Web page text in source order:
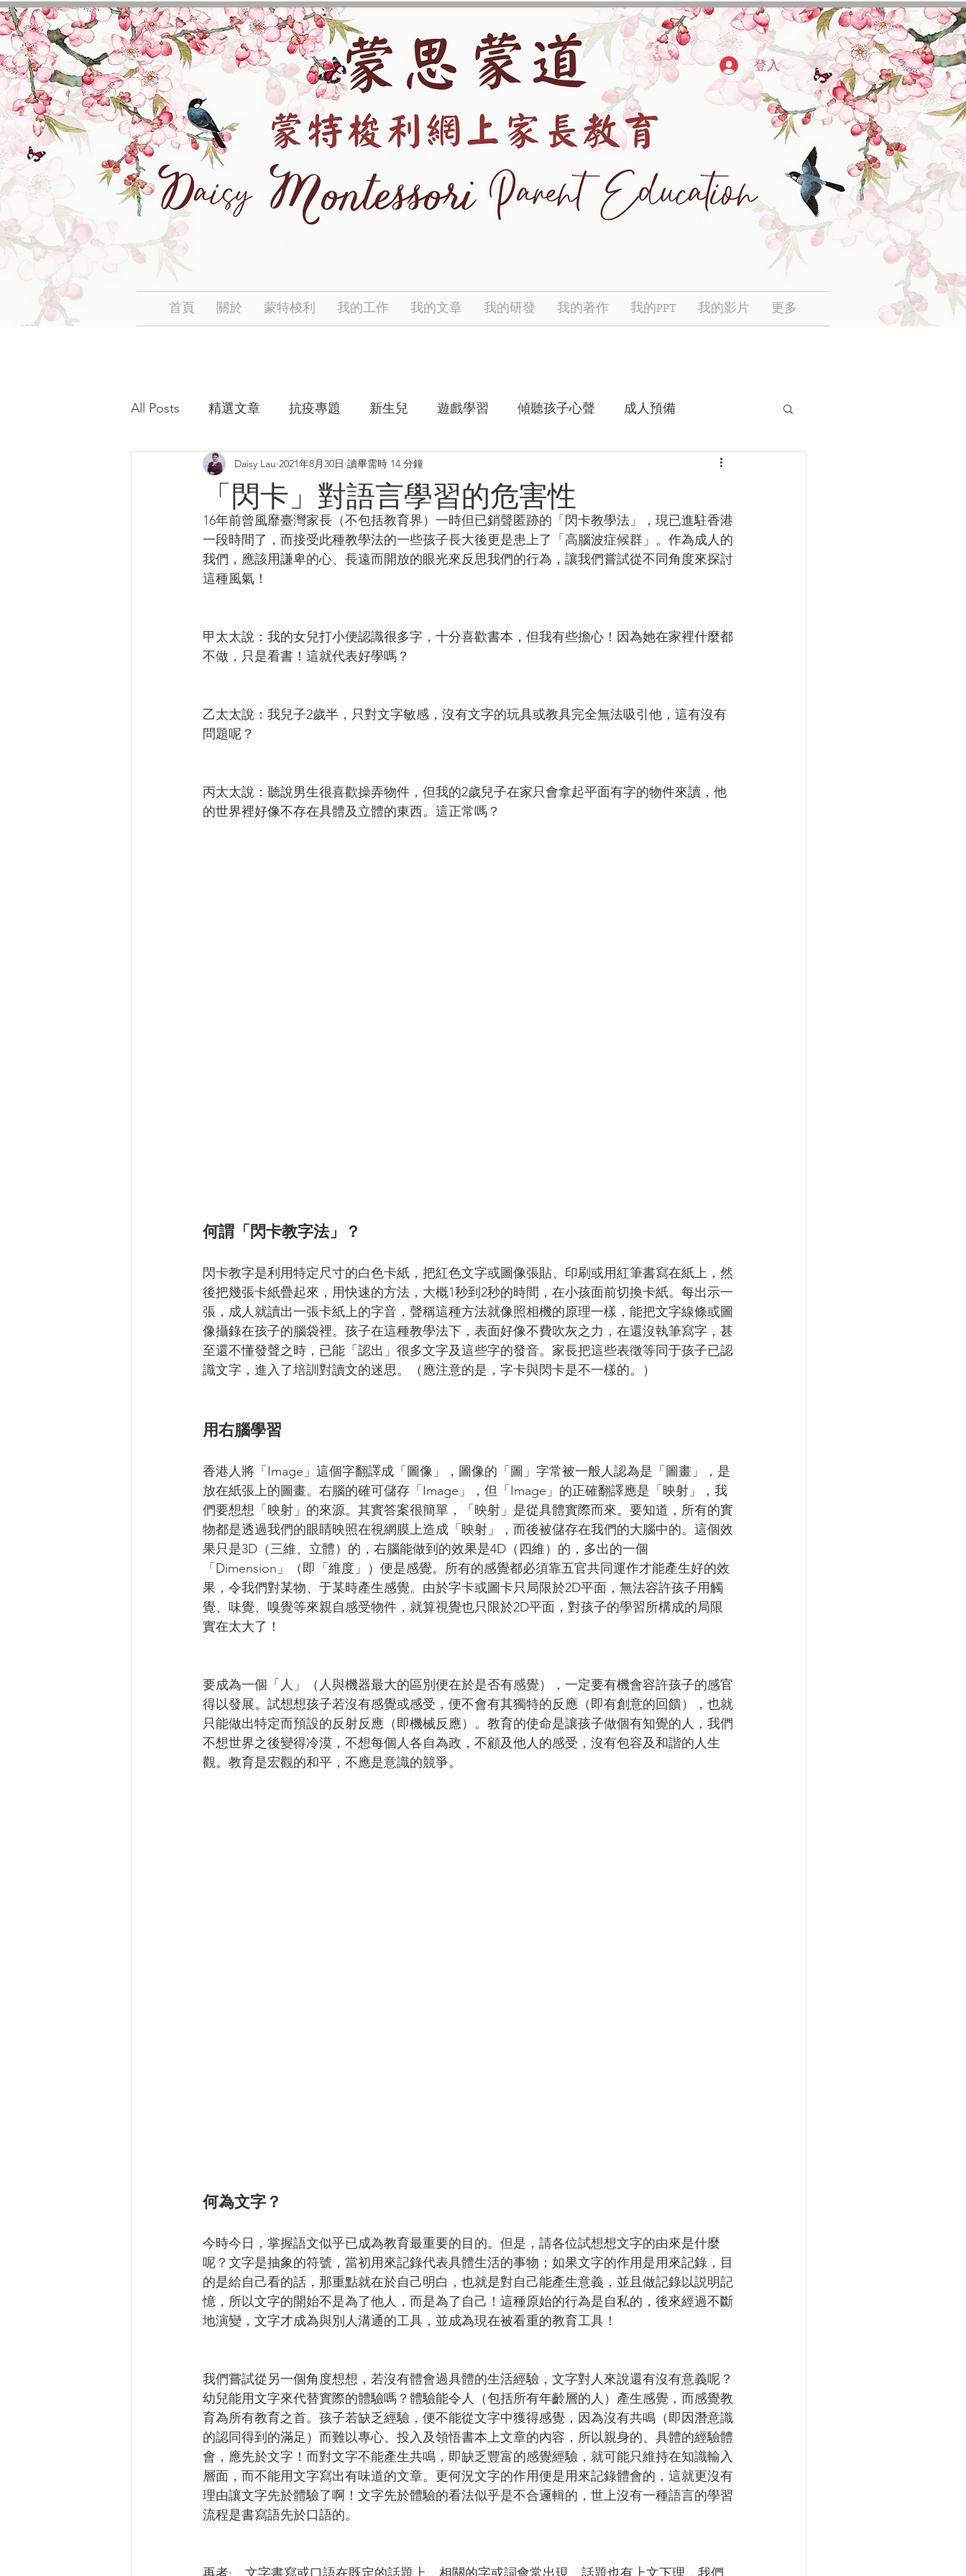
首頁 關於 蒙特梭利 我的工作 我的文章 我的研發 我的著作 我的PPT 我的影片 更多
登入
All Posts 精選文章 抗疫專題 新生兒 遊戲學習 傾聽孩子心聲 成人預備
「閃卡」對語言學習的危害性
Daisy Lau 2021年8月30日 讀畢需時 14 分鐘
16年前曾風靡臺灣家長（不包括教育界）一時但已銷聲匿跡的「閃卡教學法」，現已進駐香港
一段時間了，而接受此種教學法的一些孩子長大後更是患上了「高腦波症候群」。作為成人的
我們，應該用謙卑的心、長遠而開放的眼光來反思我們的行為，讓我們嘗試從不同角度來探討
這種風氣！
甲太太說：我的女兒打小便認識很多字，十分喜歡書本，但我有些擔心！因為她在家裡什麼都
不做，只是看書！這就代表好學嗎？
乙太太說：我兒子2歲半，只對文字敏感，沒有文字的玩具或教具完全無法吸引他，這有沒有
問題呢？
丙太太說：聽說男生很喜歡操弄物件，但我的2歲兒子在家只會拿起平面有字的物件來讀，他
的世界裡好像不存在具體及立體的東西。這正常嗎？
何謂「閃卡教字法」？
閃卡教字是利用特定尺寸的白色卡紙，把紅色文字或圖像張貼、印刷或用紅筆書寫在紙上，然
後把幾張卡紙疊起來，用快速的方法，大概1秒到2秒的時間，在小孩面前切換卡紙。每出示一
張，成人就讀出一張卡紙上的字音，聲稱這種方法就像照相機的原理一樣，能把文字線條或圖
像攝錄在孩子的腦袋裡。孩子在這種教學法下，表面好像不費吹灰之力，在還沒執筆寫字，甚
至還不懂發聲之時，已能「認出」很多文字及這些字的發音。家長把這些表徵等同于孩子已認
識文字，進入了培訓對讀文的迷思。（應注意的是，字卡與閃卡是不一樣的。）
用右腦學習
香港人將「Image」這個字翻譯成「圖像」，圖像的「圖」字常被一般人認為是「圖畫」，是
放在紙張上的圖畫。右腦的確可儲存「Image」，但「Image」的正確翻譯應是「映射」，我
們要想想「映射」的來源。其實答案很簡單，「映射」是從具體實際而來。要知道，所有的實
物都是透過我們的眼睛映照在視網膜上造成「映射」，而後被儲存在我們的大腦中的。這個效
果只是3D（三維、立體）的，右腦能做到的效果是4D（四維）的，多出的一個
「Dimension」（即「維度」）便是感覺。所有的感覺都必須靠五官共同運作才能產生好的效
果，令我們對某物、于某時產生感覺。由於字卡或圖卡只局限於2D平面，無法容許孩子用觸
覺、味覺、嗅覺等來親自感受物件，就算視覺也只限於2D平面，對孩子的學習所構成的局限
實在太大了！
要成為一個「人」（人與機器最大的區別便在於是否有感覺），一定要有機會容許孩子的感官
得以發展。試想想孩子若沒有感覺或感受，便不會有其獨特的反應（即有創意的回饋），也就
只能做出特定而預設的反射反應（即機械反應）。教育的使命是讓孩子做個有知覺的人，我們
不想世界之後變得冷漠，不想每個人各自為政，不顧及他人的感受，沒有包容及和諧的人生
觀。教育是宏觀的和平，不應是意識的競爭。
何為文字？
今時今日，掌握語文似乎已成為教育最重要的目的。但是，請各位試想想文字的由來是什麼
呢？文字是抽象的符號，當初用來記錄代表具體生活的事物；如果文字的作用是用來記錄，目
的是給自己看的話，那重點就在於自己明白，也就是對自己能產生意義，並且做記錄以説明記
憶，所以文字的開始不是為了他人，而是為了自己！這種原始的行為是自私的，後來經過不斷
地演變，文字才成為與別人溝通的工具，並成為現在被看重的教育工具！
我們嘗試從另一個角度想想，若沒有體會過具體的生活經驗，文字對人來說還有沒有意義呢？
幼兒能用文字來代替實際的體驗嗎？體驗能令人（包括所有年齡層的人）產生感覺，而感覺教
育為所有教育之首。孩子若缺乏經驗，便不能從文字中獲得感覺，因為沒有共鳴（即因潛意識
的認同得到的滿足）而難以專心、投入及領悟書本上文章的內容，所以親身的、具體的經驗體
會，應先於文字！而對文字不能產生共鳴，即缺乏豐富的感覺經驗，就可能只維持在知識輸入
層面，而不能用文字寫出有味道的文章。更何況文字的作用便是用來記錄體會的，這就更沒有
理由讓文字先於體驗了啊！文字先於體驗的看法似乎是不合邏輯的，世上沒有一種語言的學習
流程是書寫語先於口語的。